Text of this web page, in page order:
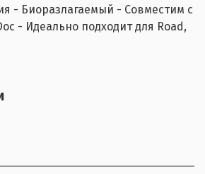
- Биоразлагаемый - Совместим с
- Идеально подходит для Road,